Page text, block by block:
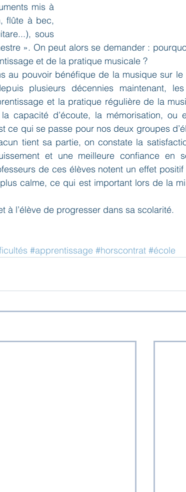
mis à
flûte à bec,
sous
». On peut alors se demander :
et de la pratique musicale ?
au pouvoir bénéfique de la musique sur
plusieurs décennies maintenant, les
et la pratique régulière de la
la capacité d’écoute, la mémorisation, ou
ce qui se passe pour nos deux groupes
tient sa partie, on constate la
et une meilleure confiance en
de ces élèves notent un effet
calme, ce qui est important lors de la
à l’élève de progresser dans sa scolarité.
#apprentissage #horscontrat #école